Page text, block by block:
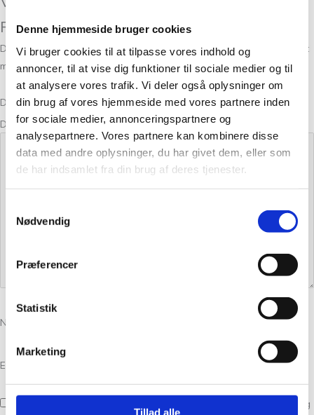
Denne hjemmeside bruger cookies
Vi bruger cookies til at tilpasse vores indhold og
annoncer, til at vise dig funktioner til sociale medier og til
at analysere vores trafik. Vi deler også oplysninger om
din brug af vores hjemmeside med vores partnere inden
for sociale medier, annonceringspartnere og
analysepartnere. Vores partnere kan kombinere disse
data med andre oplysninger, du har givet dem, eller som
de har indsamlet fra din brug af deres tjenester.
Nødvendig
Præferencer
Statistik
Marketing
Tillad alle
Pelsuld 8/2 Tyttebær 16”
Din e-mailadresse vil ikke blive publiceret. Krævede felter er markeret
med*
Din bedømmelse
Din anmeldelse *
Navn
E-mail
Gem mit navn, mail og websted i denne browser til næste gang jeg